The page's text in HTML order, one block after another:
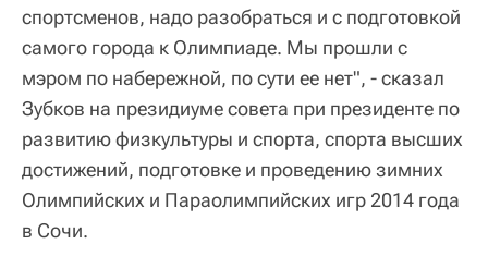
спортсменов, надо разобраться и с подготовкой
самого города к Олимпиаде. Мы прошли с
мэром по набережной, по сути ее нет", - сказал
Зубков на президиуме совета при президенте по
развитию физкультуры и спорта, спорта высших
достижений, подготовке и проведению зимних
Олимпийских и Параолимпийских игр 2014 года
в Сочи.